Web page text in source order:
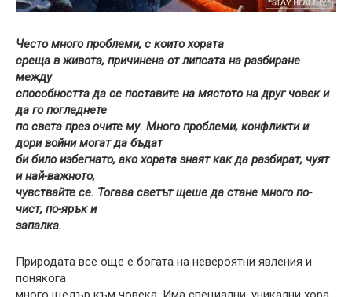
Често много проблеми, с които хората
среща в живота, причинена от липсата на разбиране
между
способността да се поставите на мястото на друг човек и
да го погледнете
по света през очите му. Много проблеми, конфликти и
дори войни могат да бъдат
би било избегнато, ако хората знаят как да разбират, чуят
и най-важното,
чувствайте се. Тогава светът щеше да стане много по-
чист, по-ярък и
запалка.
Природата все още е богата на невероятни явления и
понякога